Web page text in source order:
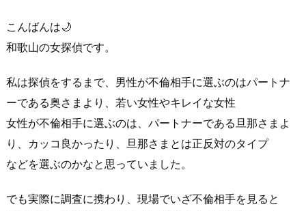
こんばんは🌙
和歌山の女探偵です。
私は探偵をするまで、男性が不倫相手に選ぶのはパートナ
ーである奥さまより、若い女性やキレイな女性
女性が不倫相手に選ぶのは、パートナーである旦那さまよ
り、カッコ良かったり、旦那さまとは正反対のタイプ
などを選ぶのかなと思っていました。
でも実際に調査に携わり、現場でいざ不倫相手を見ると